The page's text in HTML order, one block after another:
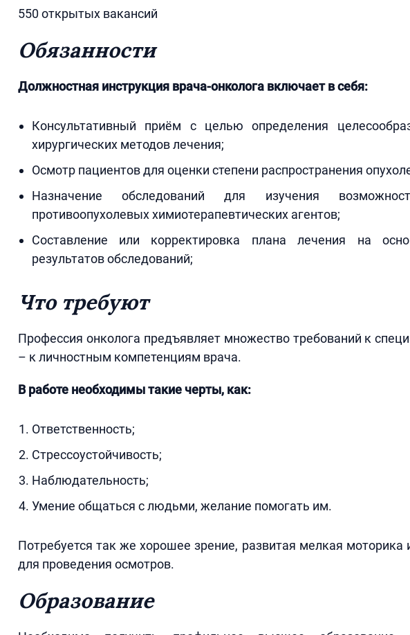
550 открытых вакансий
Обязанности
Должностная инструкция врача-онколога включает в себя:
Консультативный приём с целью определения
хирургических методов лечения;
Осмотр пациентов для оценки степени распространения
Назначение обследований для изучения
противоопухолевых химиотерапевтических агентов;
Составление или корректировка плана лечения на
результатов обследований;
Что требуют
Профессия онколога предъявляет множество требований к
– к личностным компетенциям врача.
В работе необходимы такие черты, как:
Ответственность;
Стрессоустойчивость;
Наблюдательность;
Умение общаться с людьми, желание помогать им.
Потребуется так же хорошее зрение, развитая мелкая моторика
для проведения осмотров.
Образование